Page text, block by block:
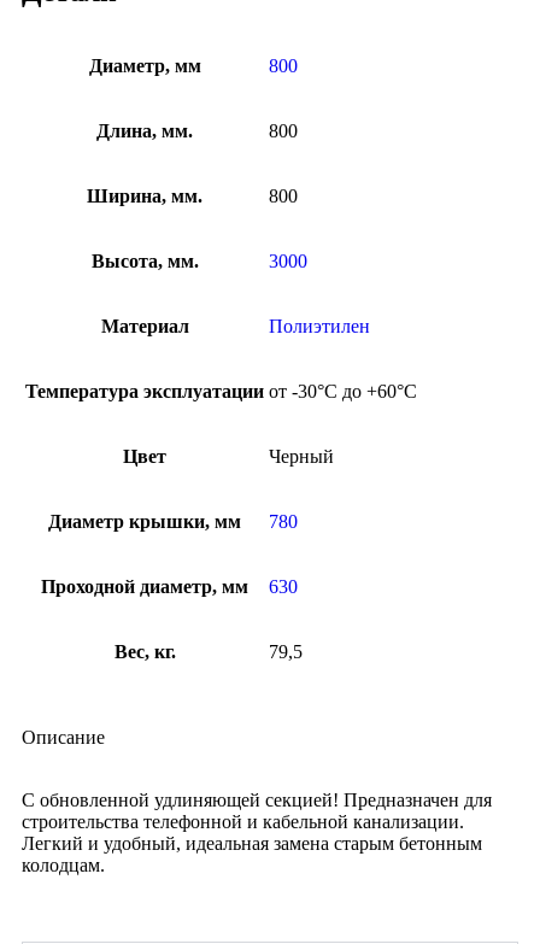
Диаметр, мм 800
Длина, мм. 800
Ширина, мм. 800
Высота, мм. 3000
Материал Полиэтилен
Температура эксплуатации от -30°C до +60°C
Цвет Черный
Диаметр крышки, мм 780
Проходной диаметр, мм 630
Вес, кг. 79,5
Описание
С обновленной удлиняющей секцией! Предназначен для
строительства телефонной и кабельной канализации.
Легкий и удобный, идеальная замена старым бетонным
колодцам.